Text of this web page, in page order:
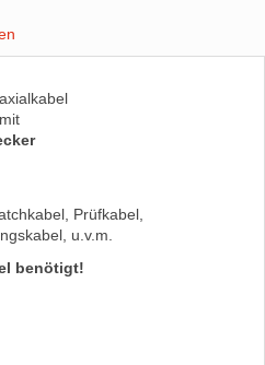
Prüfkabel,
u.v.m.
benötigt!